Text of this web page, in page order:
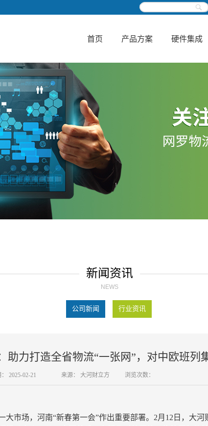
首页 产品方案 硬件集成
新闻资讯
NEWS
公司新闻 行业资讯
助力打造全省物流“一张网”，对中欧班列
2025-02-21 来源： 大河财立方 浏览次数：
市场，河南“新春第一会”作出重要部署。2月12日，大